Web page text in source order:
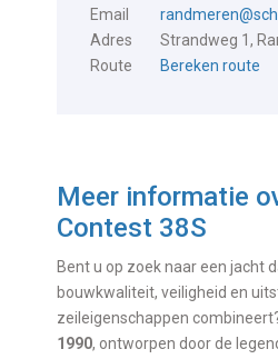
Email
Adres
Strandweg 1,
Route
Bereken route
Meer informatie
Contest 38S
Bent u op zoek naar een jacht
bouwkwaliteit, veiligheid en
zeileigenschappen
1990, ontworpen door de